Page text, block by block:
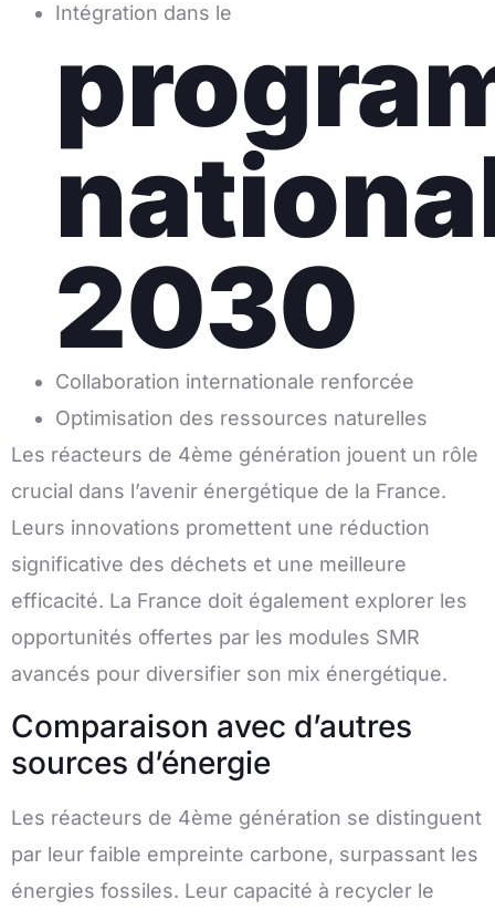
Intégration dans le
2030
Collaboration internationale renforcée
Optimisation des ressources naturelles
Les réacteurs de 4ème génération jouent un rôle
crucial dans l’avenir énergétique de la France.
Leurs innovations promettent une réduction
significative des déchets et une meilleure
efficacité. La France doit également explorer les
opportunités offertes par les modules SMR
avancés pour diversifier son mix énergétique.
Comparaison avec d’autres
sources d’énergie
Les réacteurs de 4ème génération se distinguent
par leur faible empreinte carbone, surpassant les
énergies fossiles. Leur capacité à recycler le